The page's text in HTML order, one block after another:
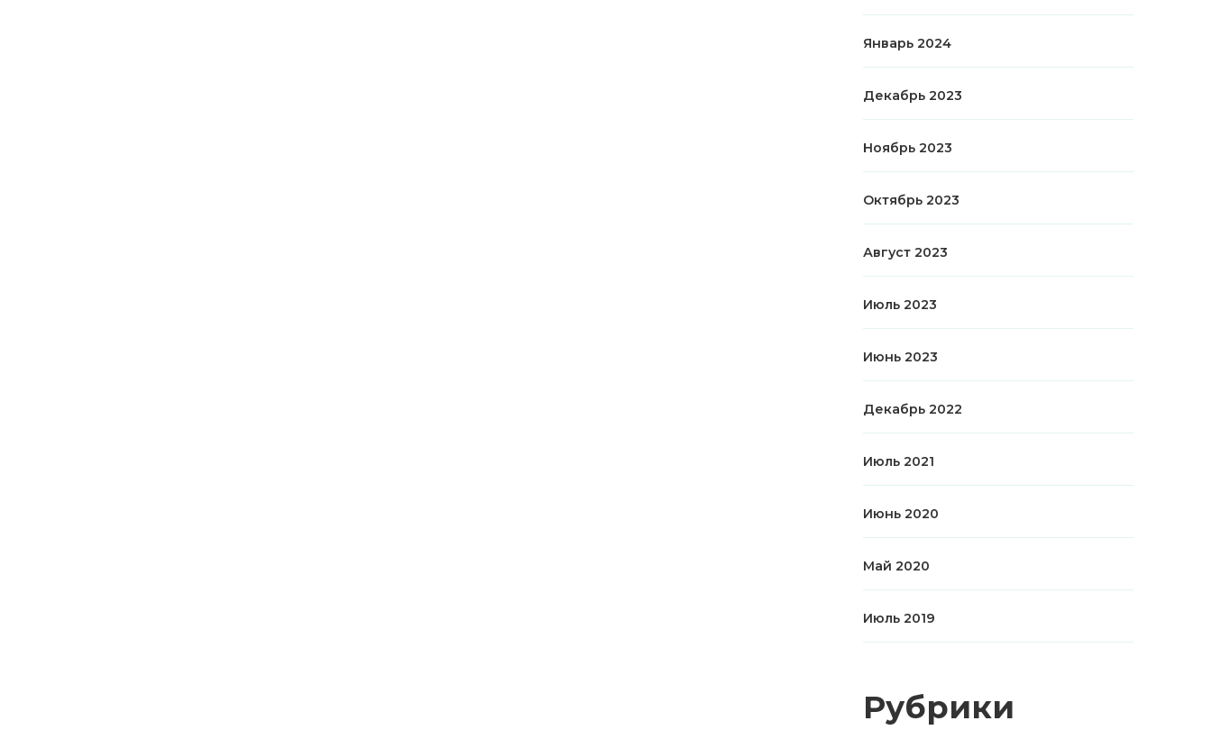
Январь 2024
Декабрь 2023
Ноябрь 2023
Октябрь 2023
Август 2023
Июль 2023
Июнь 2023
Декабрь 2022
Июль 2021
Июнь 2020
Май 2020
Июль 2019
Рубрики